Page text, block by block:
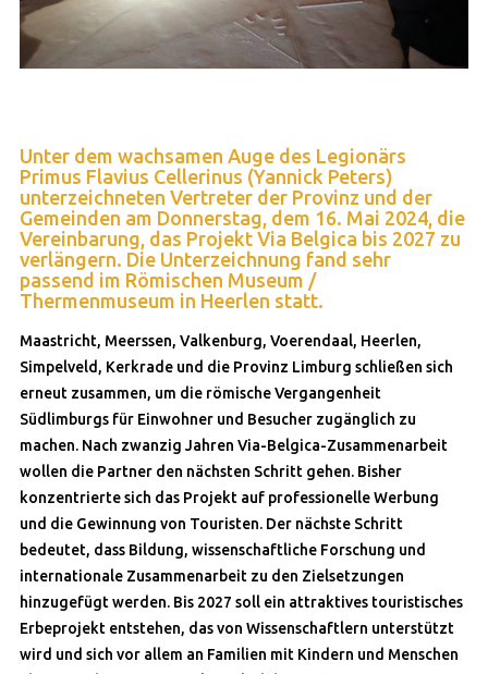
Unter dem wachsamen Auge des Legionärs
Primus Flavius Cellerinus (Yannick Peters)
unterzeichneten Vertreter der Provinz und der
Gemeinden am Donnerstag, dem 16. Mai 2024, die
Vereinbarung, das Projekt Via Belgica bis 2027 zu
verlängern. Die Unterzeichnung fand sehr
passend im Römischen Museum /
Thermenmuseum in Heerlen statt.
Maastricht, Meerssen, Valkenburg, Voerendaal, Heerlen,
Simpelveld, Kerkrade und die Provinz Limburg schließen sich
erneut zusammen, um die römische Vergangenheit
Südlimburgs für Einwohner und Besucher zugänglich zu
machen. Nach zwanzig Jahren Via-Belgica-Zusammenarbeit
wollen die Partner den nächsten Schritt gehen. Bisher
konzentrierte sich das Projekt auf professionelle Werbung
und die Gewinnung von Touristen. Der nächste Schritt
bedeutet, dass Bildung, wissenschaftliche Forschung und
internationale Zusammenarbeit zu den Zielsetzungen
hinzugefügt werden. Bis 2027 soll ein attraktives touristisches
Erbeprojekt entstehen, das von Wissenschaftlern unterstützt
wird und sich vor allem an Familien mit Kindern und Menschen